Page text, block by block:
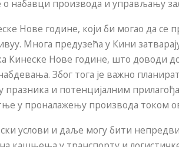
набавци производа и управљању
Нове године, који би могао да се
Многа предузећа у Кини
Кинеске Нове године, што доводи
Због тога је важно
и потенцијалним
у проналажењу производа током
услови и даље могу бити